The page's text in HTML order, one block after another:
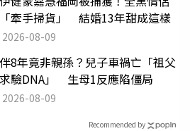
牽手掃貨」 結婚13年甜成這樣
2026-08-09
8年竟非親孫？兒子車禍亡「祖父
驗DNA」 生母1反應陷僵局
2026-08-09
Recommended by